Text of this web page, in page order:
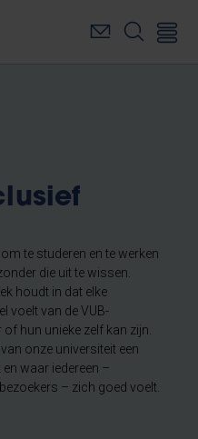
te studeren en te werken
die uit te wissen.
houdt in dat elke
voelt van de VUB-
hun unieke zelf kan zijn.
onze universiteit een
waar iedereen –
– zich goed voelt.